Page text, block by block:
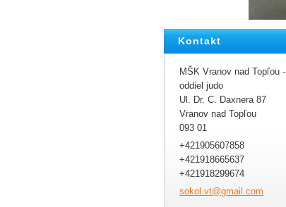
Kontakt
MŠK Vranov nad Topľou -
oddiel judo
Ul. Dr. C. Daxnera 87
Vranov nad Topľou
093 01
+421905607858
+421918665637
+421918299674
sokol.vt@gmail.com